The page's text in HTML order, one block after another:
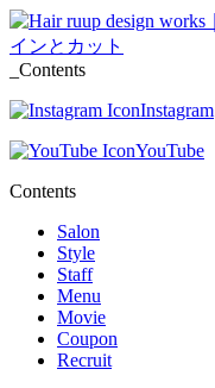
_Contents
Instagram
YouTube
Contents
Salon
Style
Staff
Menu
Movie
Coupon
Recruit